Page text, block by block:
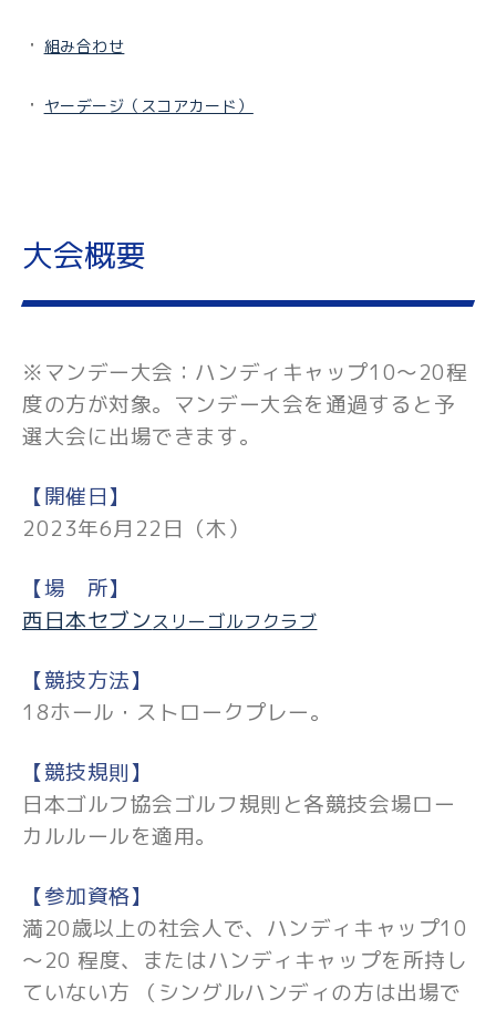
・ 組み合わせ
・ ヤーデージ（スコアカード）
大会概要
※マンデー大会：ハンディキャップ10～20程
度の方が対象。マンデー大会を通過すると予
選大会に出場できます。
【開催日】
2023年6月22日（木）
【場 所】
西日本セブンスリーゴルフクラブ
【競技方法】
18ホール・ストロークプレー。
【競技規則】
日本ゴルフ協会ゴルフ規則と各競技会場ロー
カルルールを適用。
【参加資格】
満20歳以上の社会人で、ハンディキャップ10
～20 程度、またはハンディキャップを所持し
ていない方 （シングルハンディの方は出場で